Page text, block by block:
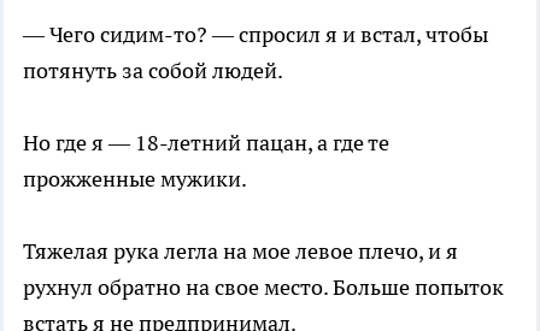
— Чего сидим-то? — спросил я и встал, чтобы
потянуть за собой людей.
Но где я — 18-летний пацан, а где те
прожженные мужики.
Тяжелая рука легла на мое левое плечо, и я
рухнул обратно на свое место. Больше попыток
встать я не предпринимал.